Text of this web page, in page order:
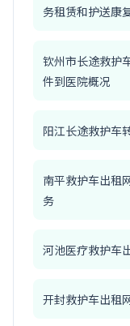
务租赁和护送康
钦州市长途救护
件到医院概况
阳江长途救护车
南平救护车出租
务
河池医疗救护车
开封救护车出租